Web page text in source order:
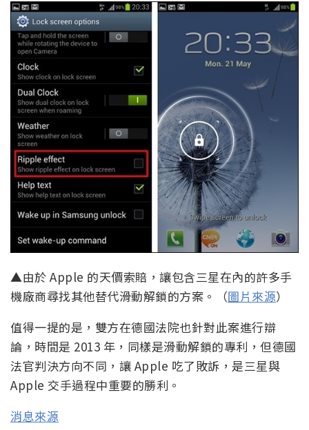
▲由於 Apple 的天價索賠，讓包含三星在內的許多手
機廠商尋找其他替代滑動解鎖的方案。（圖片來源）
值得一提的是，雙方在德國法院也針對此案進行辯
論，時間是 2013 年，同樣是滑動解鎖的專利，但德國
法官判決方向不同，讓 Apple 吃了敗訴，是三星與
Apple 交手過程中重要的勝利。
消息來源